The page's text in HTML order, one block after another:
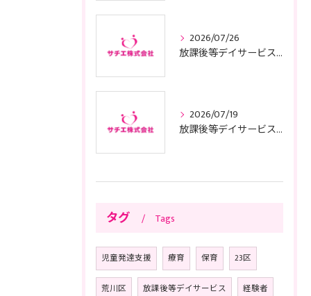
2026/07/26
放課後等デイサービスの子供サポートで安心と成長を叶える利用ガイド
2026/07/19
放課後等デイサービスの面接に臨む前に知っておきたい東京都の質問例や服装準備のコツ
タグ Tags
児童発達支援 療育 保育 23区
荒川区 放課後等デイサービス 経験者